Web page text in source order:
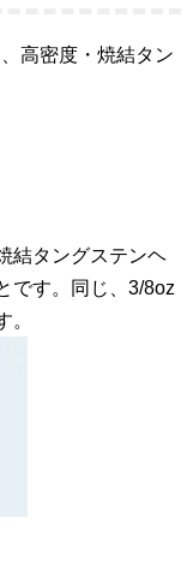
高密度・焼結タン
結タングステンヘ
です。同じ、3/8oz
。